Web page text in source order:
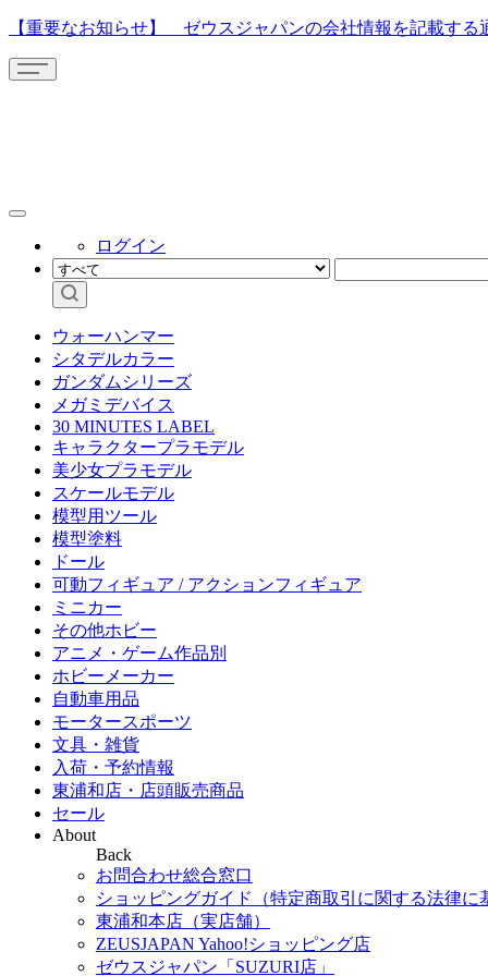
【重要なお知らせ】 ゼウスジャパンの会社情報を記載する
ログイン
ウォーハンマー
シタデルカラー
ガンダムシリーズ
メガミデバイス
30 MINUTES LABEL
キャラクタープラモデル
美少女プラモデル
スケールモデル
模型用ツール
模型塗料
ドール
可動フィギュア / アクションフィギュア
ミニカー
その他ホビー
アニメ・ゲーム作品別
ホビーメーカー
自動車用品
モータースポーツ
文具・雑貨
入荷・予約情報
東浦和店・店頭販売商品
セール
About
Back
お問合わせ総合窓口
ショッピングガイド（特定商取引に関する法律に
東浦和本店（実店舗）
ZEUSJAPAN Yahoo!ショッピング店
ゼウスジャパン「SUZURI店」